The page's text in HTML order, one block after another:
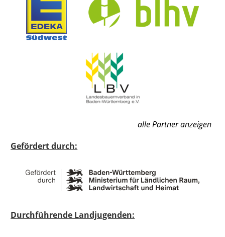
alle Partner anzeigen
Gefördert durch:
Durchführende Landjugenden: